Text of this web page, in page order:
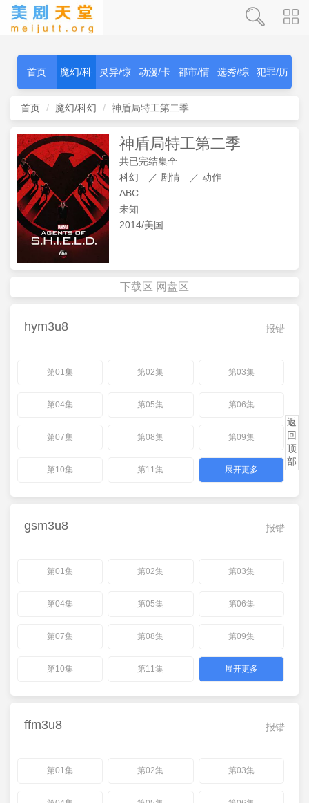
首页 魔幻/科
幻
灵异/惊
秫
动漫/卡
通
都市/情 选秀/综 犯罪/历
首页 魔幻/科幻 神盾局特工第二季
神盾局特工第二季
共已完结集全
科幻
／ 剧情 ／ 动作
ABC
未知
2014/美国
下载区 网盘区
报错
hym3u8
第01集 第02集 第03集
第04集 第05集 第06集
第07集 第08集 第09集
第10集 第11集 展开更多
报错
gsm3u8
第01集 第02集 第03集
第04集 第05集 第06集
第07集 第08集 第09集
第10集 第11集 展开更多
报错
ffm3u8
第01集 第02集 第03集
返
回
顶
部